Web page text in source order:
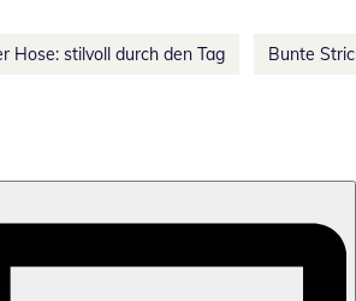
Hose: stilvoll durch den Tag Bunte